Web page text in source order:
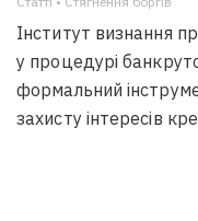
Інститут визнання
у процедурі
формальний
захисту інтересів